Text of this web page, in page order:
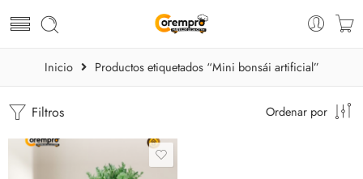
Inicio Productos etiquetados “Mini bonsái artificial”
Filtros Ordenar por